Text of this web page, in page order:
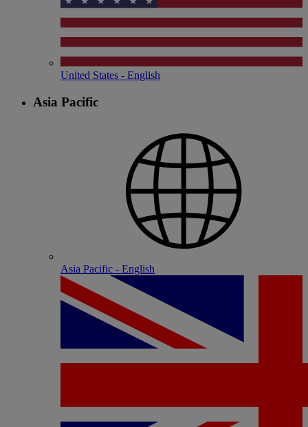
United States - English
Asia Pacific
Asia Pacific - English